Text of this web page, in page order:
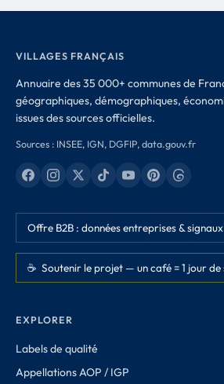
VILLAGES FRANÇAIS
Annuaire des 35 000+ communes de
géographiques, démographiques,
issues des sources officielles.
Sources : INSEE, IGN, DGFIP, data.gouv.fr
Offre B2B : données entreprises &
☕ Soutenir le projet — un café = 1 jour de
EXPLORER
Labels de qualité
Appellations AOP / IGP